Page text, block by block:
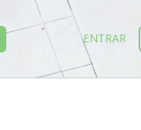
ENTRAR